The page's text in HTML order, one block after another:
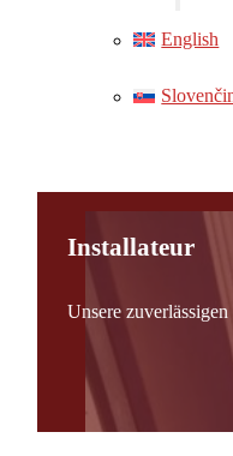
English
Installateur
Unsere